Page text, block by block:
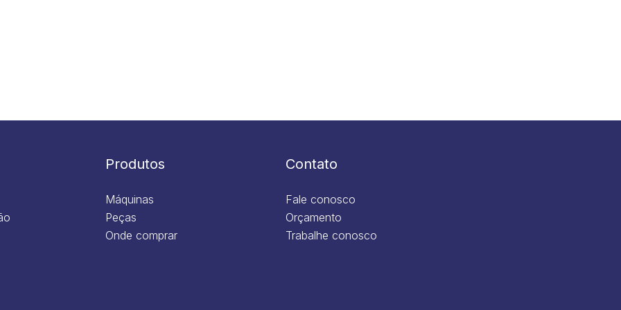
Produtos
Máquinas
Peças
Onde comprar
Contato
Fale conosco
Orçamento
Trabalhe conosco